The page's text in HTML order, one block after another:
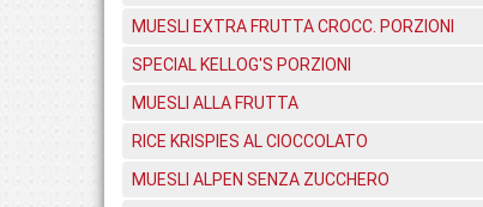
MUESLI EXTRA FRUTTA CROCC. PORZIONI
SPECIAL KELLOG'S PORZIONI
MUESLI ALLA FRUTTA
RICE KRISPIES AL CIOCCOLATO
MUESLI ALPEN SENZA ZUCCHERO